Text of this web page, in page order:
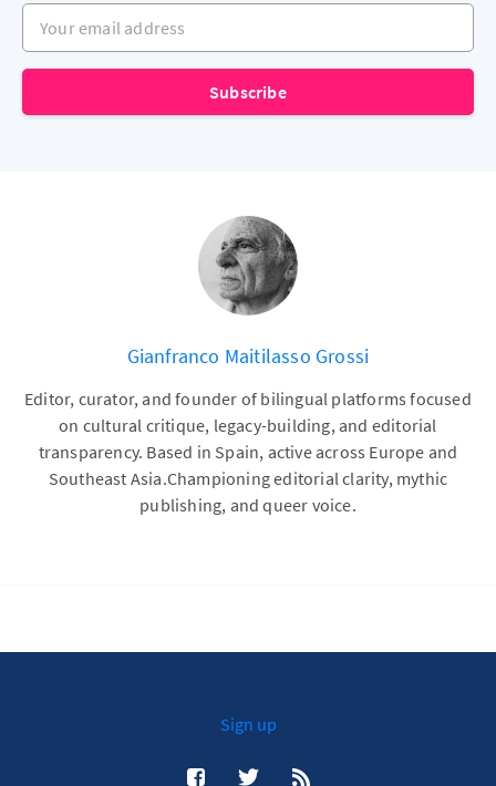
Your email address
Subscribe
Gianfranco Maitilasso Grossi
Editor, curator, and founder of bilingual platforms focused
on cultural critique, legacy-building, and editorial
transparency. Based in Spain, active across Europe and
Southeast Asia.Championing editorial clarity, mythic
publishing, and queer voice.
Sign up